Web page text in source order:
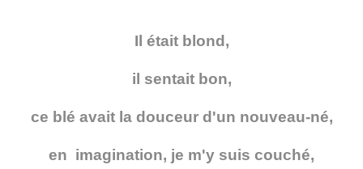
Il était blond,
il sentait bon,
ce blé avait la douceur d'un nouveau-né,
en imagination, je m'y suis couché,